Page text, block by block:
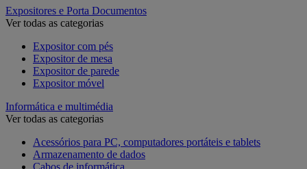
Expositores e Porta Documentos
Ver todas as categorias
Expositor com pés
Expositor de mesa
Expositor de parede
Expositor móvel
Informática e multimédia
Ver todas as categorias
Acessórios para PC, computadores portáteis e tablets
Armazenamento de dados
Cabos de informática